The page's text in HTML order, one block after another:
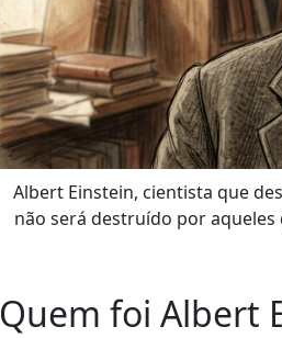
Albert Einstein, cientista que
não será destruído por
Quem foi Albert